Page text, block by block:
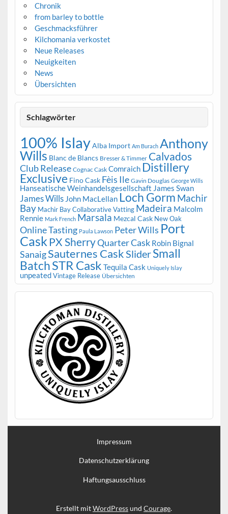
Chronik
from barley to bottle
Geschmacksführer
Kilchomania verkostet
Neue Releases
Neuigkeiten
News
Übersichten
Schlagwörter
100% IslayAlba Import Am Burach Anthony
Wills Blanc de Blancs Bresser & Timmer Calvados
Club Release Cognac Cask Comraich Distillery
Exclusive Fino Cask Fèis Ile Gavin Douglas George Wills
Hanseatische Weinhandelsgesellschaft James Swan
James Wills John MacLellan Loch Gorm Machir
Bay Machir Bay Collaborative Vatting Madeira Malcolm
Rennie Mark French Marsala Mezcal Cask New Oak
Online Tasting Paula Lawson Peter Wills Port
Cask PX SherryQuarter Cask Robin Bignal
SanaigSauternes Cask SliderSmall
BatchSTR Cask Tequila Cask Uniquely Islay
unpeatedVintage Release Übersichten
Impressum
Datenschutzerklärung
Haftungsausschluss
Erstellt mitWordPressund Courage.